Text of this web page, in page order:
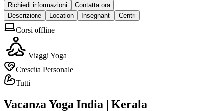
Richiedi informazioni
Contatta ora
Descrizione
Location Insegnanti Centri
Corsi offline
Viaggi Yoga
Crescita Personale
Tutti
Vacanza Yoga India | Kerala